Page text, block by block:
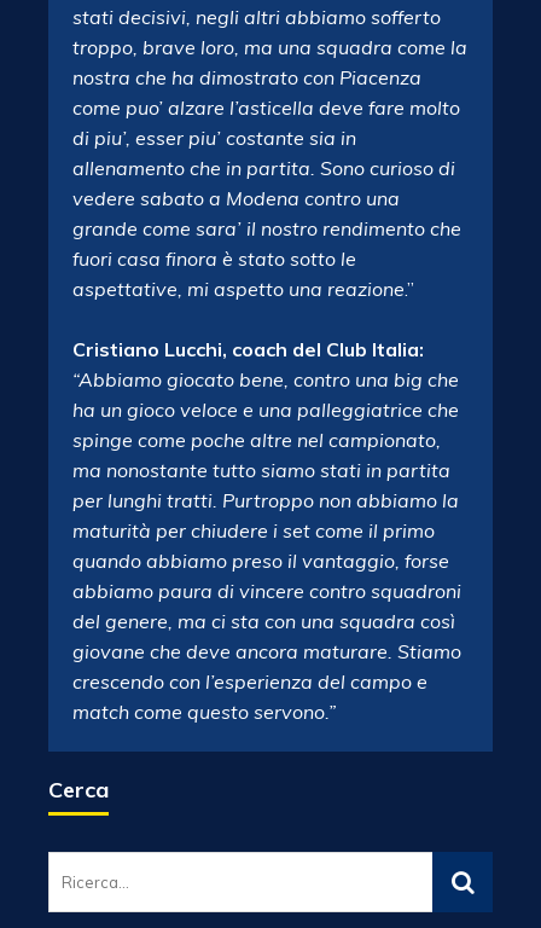
stati decisivi, negli altri abbiamo sofferto
troppo, brave loro, ma una squadra come la
nostra che ha dimostrato con Piacenza
come puo’ alzare l’asticella deve fare molto
di piu’, esser piu’ costante sia in
allenamento che in partita. Sono curioso di
vedere sabato a Modena contro una
grande come sara’ il nostro rendimento che
fuori casa finora è stato sotto le
aspettative, mi aspetto una reazione.”
Cristiano Lucchi, coach del Club Italia:
“Abbiamo giocato bene, contro una big che
ha un gioco veloce e una palleggiatrice che
spinge come poche altre nel campionato,
ma nonostante tutto siamo stati in partita
per lunghi tratti. Purtroppo non abbiamo la
maturità per chiudere i set come il primo
quando abbiamo preso il vantaggio, forse
abbiamo paura di vincere contro squadroni
del genere, ma ci sta con una squadra così
giovane che deve ancora maturare. Stiamo
crescendo con l’esperienza del campo e
match come questo servono.”
Cerca